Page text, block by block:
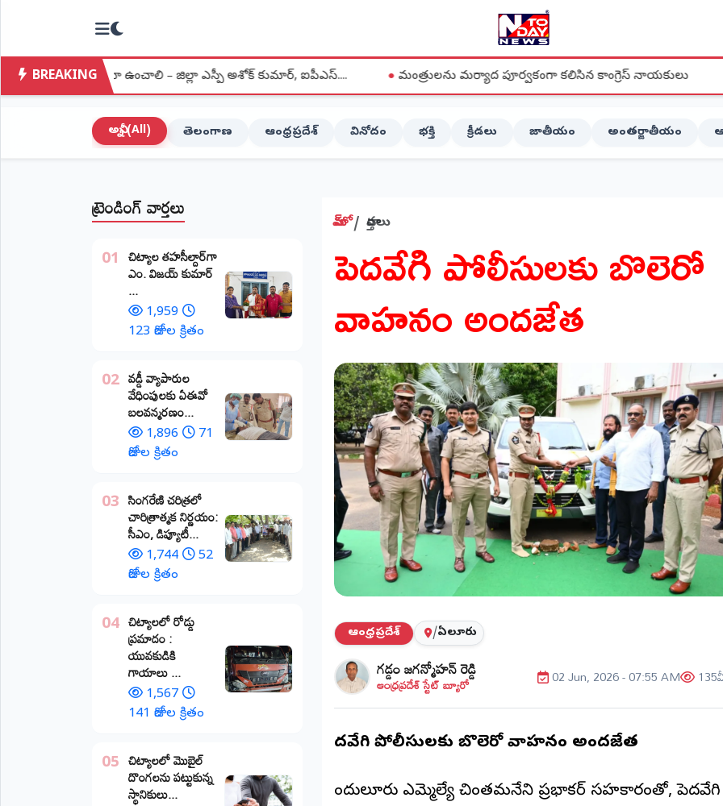
NTODAY×
హోమ్
BREAKING
నిఘా ఉంచాలి – జిల్లా ఎస్పీ అశోక్ కుమార్, ఐపీఎస్.... ●మంత్రులను మర్యాద పూర్వకంగా కలిసిన కాంగ్రెస్ నాయకులు ●దేవరపల్లిలో
అన్నీ (All) తెలంగాణ ఆంధ్రప్రదేశ్ వినోదం భక్తి క్రీడలు జాతీయం అంతర్జాతీయం
ట్రెండింగ్ వార్తలు
01 ​చిట్యాల తహసీల్దార్‌గా
ఎం. విజయ్ కుమార్
...
1,959
123 రోజుల క్రితం
02 వడ్డీ వ్యాపారుల
వేధింపులకు ఏఈవో
బలవన్మరణం...
1,896
71
రోజుల క్రితం
03 ​సింగరేణి చరిత్రలో
చారిత్రాత్మక నిర్ణయం:
సీఎం, డిప్యూటీ...
1,744
52
రోజుల క్రితం
04 చిట్యాలలో రోడ్డు
ప్రమాదం :
యువకుడికి
గాయాలు ​...
1,567
141 రోజుల క్రితం
05 చిట్యాలలో మొబైల్
దొంగలను పట్టుకున్న
స్థానికులు...
హోమ్ వార్తలు
పెదవేగి పోలీసులకు బొలెరో
వాహనం అందజేత
ఆంధ్రప్రదేశ్ /ఏలూరు
గడ్డం జగన్మోహన్ రెడ్డి
ఆంధ్రప్రదేశ్ స్టేట్ బ్యూరో 02 Jun, 2026 - 07:55 AM 135
పెదవేగి పోలీసులకు బొలెరో వాహనం అందజేత
దెందులూరు ఎమ్మెల్యే చింతమనేని ప్రభాకర్ సహకారంతో, పెదవేగి